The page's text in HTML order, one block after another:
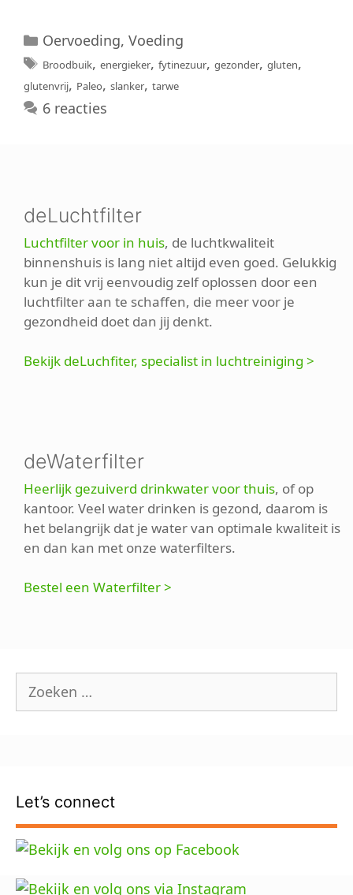
Categorieën
Oervoeding, Voeding
Tags
Broodbuik, energieker, fytinezuur, gezonder, gluten,
glutenvrij, Paleo, slanker, tarwe
6 reacties
deLuchtfilter
Luchtfilter voor in huis, de luchtkwaliteit
binnenshuis is lang niet altijd even goed. Gelukkig
kun je dit vrij eenvoudig zelf oplossen door een
luchtfilter aan te schaffen, die meer voor je
gezondheid doet dan jij denkt.
Bekijk deLuchfiter, specialist in luchtreiniging >
deWaterfilter
Heerlijk gezuiverd drinkwater voor thuis, of op
kantoor. Veel water drinken is gezond, daarom is
het belangrijk dat je water van optimale kwaliteit is
en dan kan met onze waterfilters.
Bestel een Waterfilter >
naar:
Let’s connect